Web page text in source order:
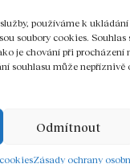
používáme k
soubory cookies.
je chování při procházení
souhlasu může
Odmítnout
Zásady ochrany